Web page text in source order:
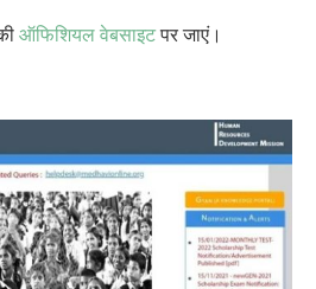
ऑफिशियल वेबसाइटपर जाएं।